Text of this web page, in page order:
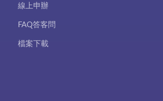
線上申辦
FAQ答客問
檔案下載